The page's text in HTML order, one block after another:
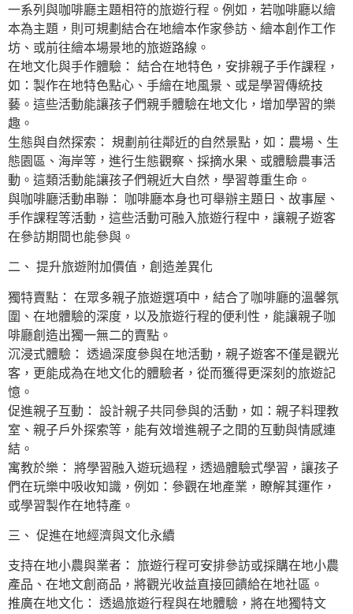
一系列與咖啡廳主題相符的旅遊行程。例如，若咖啡廳以繪
本為主題，則可規劃結合在地繪本作家參訪、繪本創作工作
坊、或前往繪本場景地的旅遊路線。
在地文化與手作體驗： 結合在地特色，安排親子手作課程，
如：製作在地特色點心、手繪在地風景、或是學習傳統技
藝。這些活動能讓孩子們親手體驗在地文化，增加學習的樂
趣。
生態與自然探索： 規劃前往鄰近的自然景點，如：農場、生
態園區、海岸等，進行生態觀察、採摘水果、或體驗農事活
動。這類活動能讓孩子們親近大自然，學習尊重生命。
與咖啡廳活動串聯： 咖啡廳本身也可舉辦主題日、故事屋、
手作課程等活動，這些活動可融入旅遊行程中，讓親子遊客
在參訪期間也能參與。
二、 提升旅遊附加價值，創造差異化
獨特賣點： 在眾多親子旅遊選項中，結合了咖啡廳的溫馨氛
圍、在地體驗的深度，以及旅遊行程的便利性，能讓親子咖
啡廳創造出獨一無二的賣點。
沉浸式體驗： 透過深度參與在地活動，親子遊客不僅是觀光
客，更能成為在地文化的體驗者，從而獲得更深刻的旅遊記
憶。
促進親子互動： 設計親子共同參與的活動，如：親子料理教
室、親子戶外探索等，能有效增進親子之間的互動與情感連
結。
寓教於樂： 將學習融入遊玩過程，透過體驗式學習，讓孩子
們在玩樂中吸收知識，例如：參觀在地產業，瞭解其運作，
或學習製作在地特產。
三、 促進在地經濟與文化永續
支持在地小農與業者： 旅遊行程可安排參訪或採購在地小農
產品、在地文創商品，將觀光收益直接回饋給在地社區。
推廣在地文化： 透過旅遊行程與在地體驗，將在地獨特文